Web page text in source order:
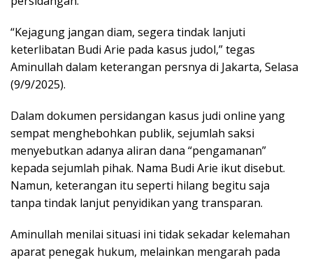
“Kejagung jangan diam, segera tindak lanjuti
keterlibatan Budi Arie pada kasus judol,” tegas
Aminullah dalam keterangan persnya di Jakarta, Selasa
(9/9/2025).
Dalam dokumen persidangan kasus judi online yang
sempat menghebohkan publik, sejumlah saksi
menyebutkan adanya aliran dana “pengamanan”
kepada sejumlah pihak. Nama Budi Arie ikut disebut.
Namun, keterangan itu seperti hilang begitu saja
tanpa tindak lanjut penyidikan yang transparan.
Aminullah menilai situasi ini tidak sekadar kelemahan
aparat penegak hukum, melainkan mengarah pada